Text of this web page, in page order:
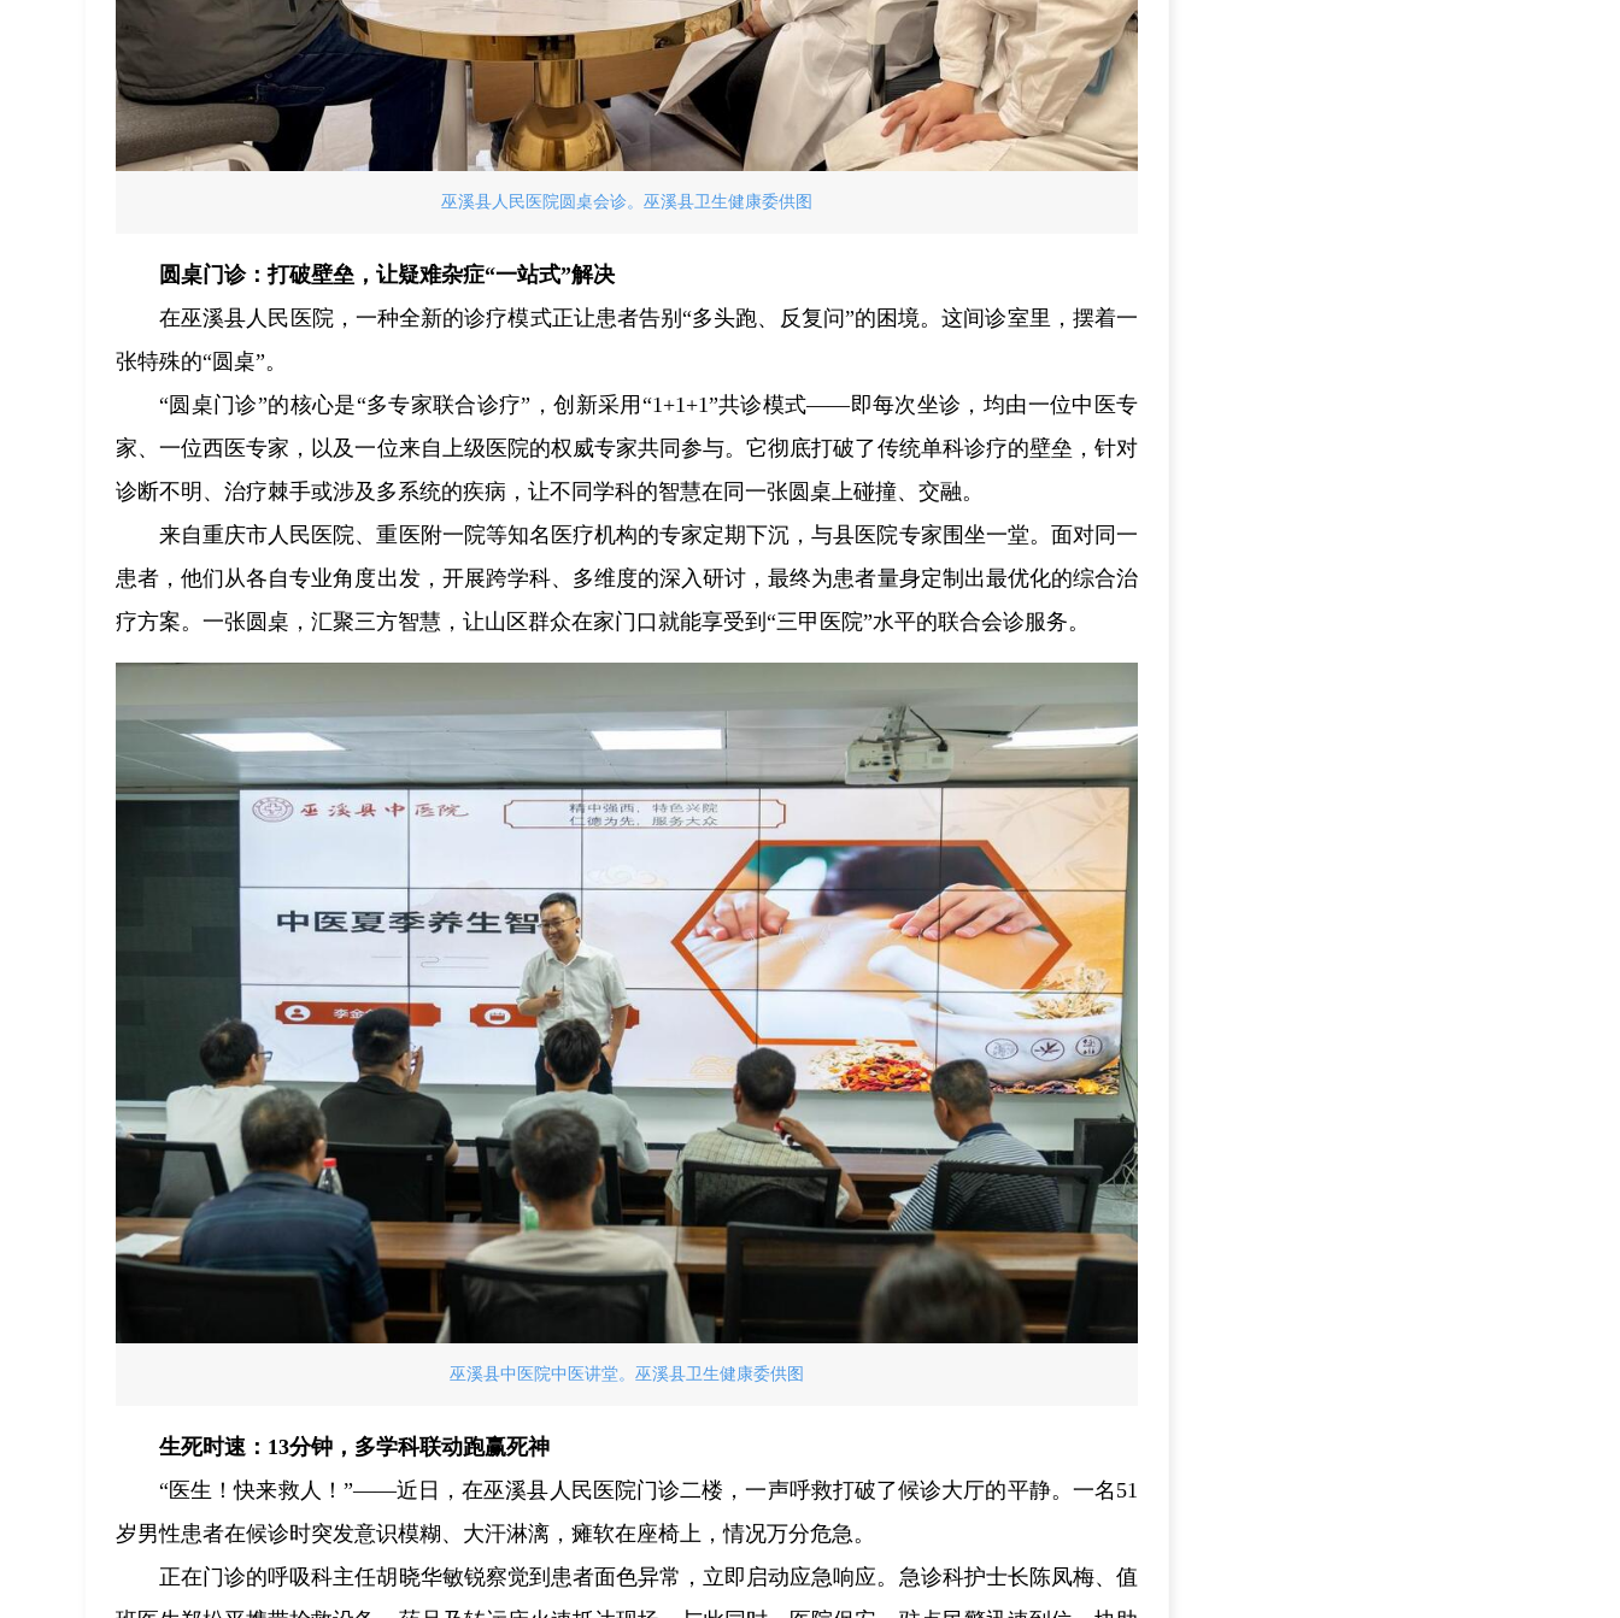
巫溪县人民医院圆桌会诊。巫溪县卫生健康委供图
圆桌门诊：打破壁垒，让疑难杂症“一站式”解决
在巫溪县人民医院，一种全新的诊疗模式正让患者告别“多头跑、反复问”的困境。这间诊室里，摆着一
张特殊的“圆桌”。
“圆桌门诊”的核心是“多专家联合诊疗”，创新采用“1+1+1”共诊模式——即每次坐诊，均由一位中医专
家、一位西医专家，以及一位来自上级医院的权威专家共同参与。它彻底打破了传统单科诊疗的壁垒，针对
诊断不明、治疗棘手或涉及多系统的疾病，让不同学科的智慧在同一张圆桌上碰撞、交融。
来自重庆市人民医院、重医附一院等知名医疗机构的专家定期下沉，与县医院专家围坐一堂。面对同一
患者，他们从各自专业角度出发，开展跨学科、多维度的深入研讨，最终为患者量身定制出最优化的综合治
疗方案。一张圆桌，汇聚三方智慧，让山区群众在家门口就能享受到“三甲医院”水平的联合会诊服务。
巫溪县中医院中医讲堂。巫溪县卫生健康委供图
生死时速：13分钟，多学科联动跑赢死神
“医生！快来救人！”——近日，在巫溪县人民医院门诊二楼，一声呼救打破了候诊大厅的平静。一名51
岁男性患者在候诊时突发意识模糊、大汗淋漓，瘫软在座椅上，情况万分危急。
正在门诊的呼吸科主任胡晓华敏锐察觉到患者面色异常，立即启动应急响应。急诊科护士长陈凤梅、值